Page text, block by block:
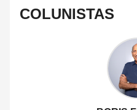
COLUNISTAS